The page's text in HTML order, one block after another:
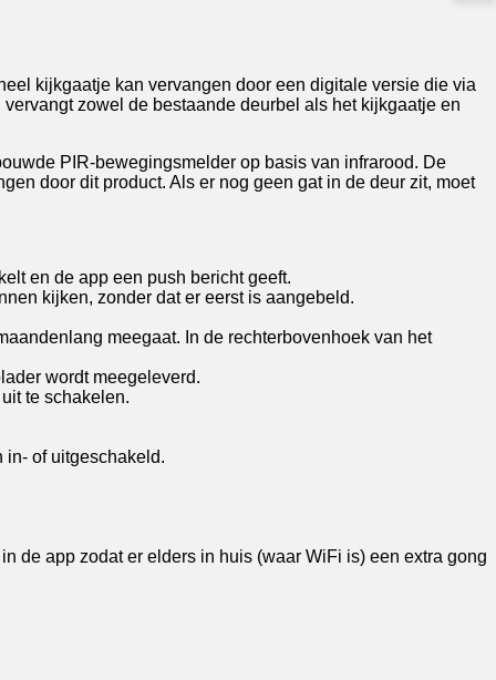
kijkgaatje kan vervangen door een digitale versie die via
zowel de bestaande deurbel als het kijkgaatje en
PIR-bewegingsmelder op basis van infrarood. De
door dit product. Als er nog geen gat in de deur zit, moet
en de app een push bericht geeft.
kijken, zonder dat er eerst is aangebeld.
meegaat. In de rechterbovenhoek van het
wordt meegeleverd.
te schakelen.
in- of uitgeschakeld.
de app zodat er elders in huis (waar WiFi is) een extra gong